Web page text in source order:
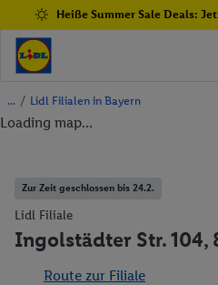
Heiße Summer Sale Deals:
/ Lidl Filialen in Bayern
Loading map...
Zur Zeit geschlossen bis 24.2.
Lidl Filiale
Ingolstädter Str. 104,
Route zur Filiale